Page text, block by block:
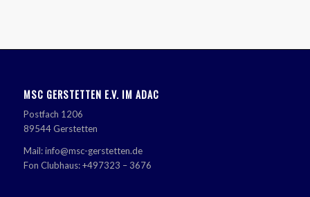
MSC GERSTETTEN E.V. IM ADAC
Postfach 1206
89544 Gerstetten
Mail: info@msc-gerstetten.de
Fon Clubhaus: +497323 – 3676